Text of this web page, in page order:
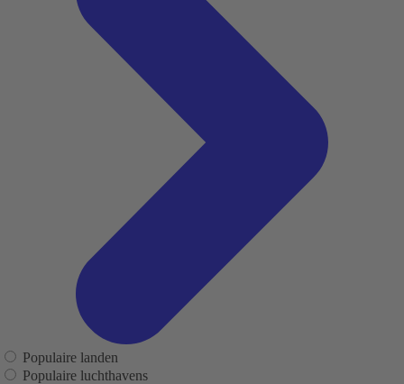
Populaire landen
Populaire luchthavens